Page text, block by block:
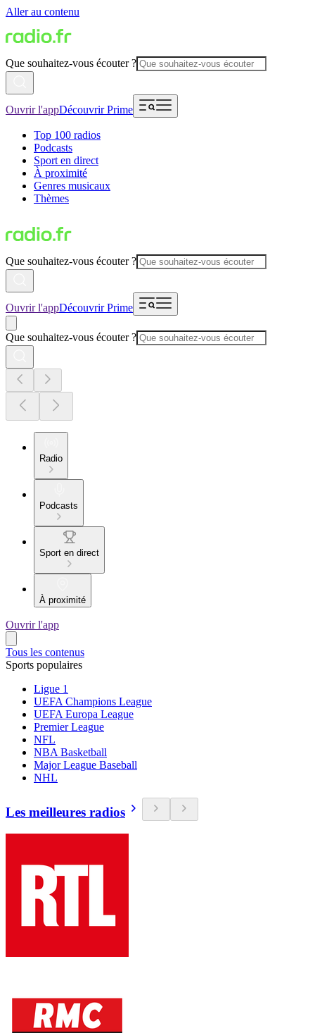
Aller au contenu
Que souhaitez-vous écouter ?
Ouvrir l'appDécouvrir Prime
Top 100 radios
Podcasts
Sport en direct
À proximité
Genres musicaux
Thèmes
Que souhaitez-vous écouter ?
Ouvrir l'appDécouvrir Prime
Que souhaitez-vous écouter ?
Radio
Podcasts
Sport en direct
À proximité
Ouvrir l'app
Tous les contenus
Sports populaires
Ligue 1
UEFA Champions League
UEFA Europa League
Premier League
NFL
NBA Basketball
Major League Baseball
NHL
Les meilleures radios